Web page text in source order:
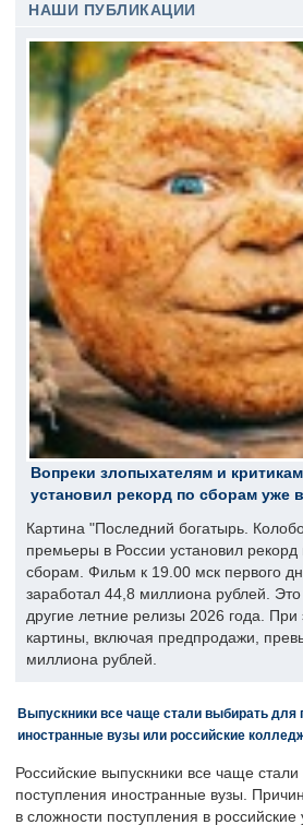
НАШИ ПУБЛИКАЦИИ
Вопреки злопыхателям и
установил рекорд по сборам уже
Картина "Последний богатырь.
премьеры в России установил рекорд
сборам. Фильм к 19.00 мск первого
заработал 44,8 миллиона рублей.
другие летние релизы 2026 года.
картины, включая предпродажи,
миллиона рублей.
Выпускники все чаще стали выбирать для
иностранные вузы или российские
Российские выпускники все чаще
поступления иностранные вузы.
в сложности поступления в